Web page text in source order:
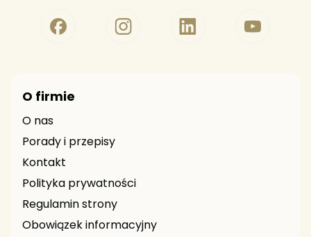
O firmie
O nas
Porady i przepisy
Kontakt
Polityka prywatności
Regulamin strony
Obowiązek informacyjny